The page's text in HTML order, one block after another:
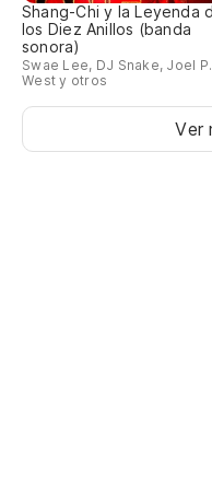
Shang-Chi y la Leyenda
los Diez Anillos (banda
sonora)
Swae Lee, DJ Snake, Joel P.
West y otros
Ver